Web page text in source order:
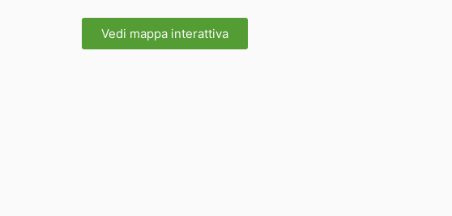
Vedi mappa interattiva